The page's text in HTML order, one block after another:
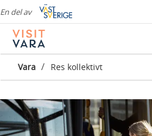
En del av
Vara / Res kollektivt